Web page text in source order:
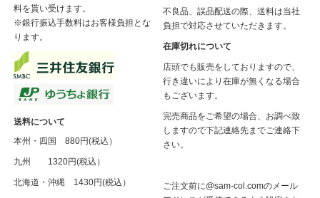
料を貰い受けます。
※銀行振込手数料はお客様負担とな
ります。
送料について
本州・四国 880円(税込）
九州 1320円(税込）
北海道・沖縄 1430円(税込）
不良品、誤品配送の際、送料は当社
負担で対応させていただきます。
在庫切れについて
店頭でも販売をしておりますので、
行き違いにより在庫が無くなる場合
もございます。
完売商品をご希望の場合、お調べ致
しますので下記連絡先までご連絡下
さい。
ご注文前に@sam-col.comのメール